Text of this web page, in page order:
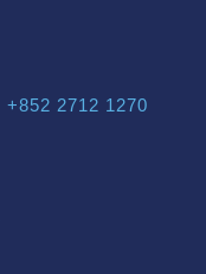
+852 2712 1270